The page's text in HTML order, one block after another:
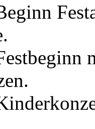
Festakt
mit